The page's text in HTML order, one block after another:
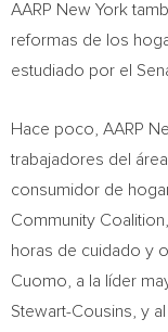
AARP New York
reformas de los
estudiado por el
Hace poco, AARP
trabajadores del
consumidor de
Community
horas de cuidado y
Cuomo, a la líder
Stewart-Cousins , y